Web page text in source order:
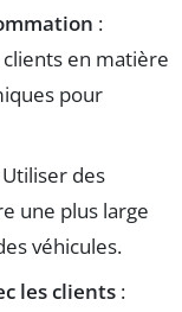
:
en matière
pour
Utiliser des
une plus large
véhicules.
les clients :